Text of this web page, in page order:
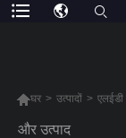
घर > उत्पादों >
और उत्पाद